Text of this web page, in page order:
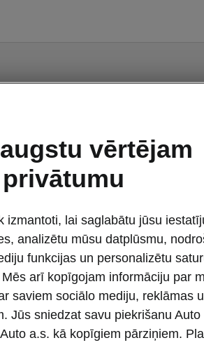
ar Jums, lai sniegtu
vērtējam
izmantoti, lai saglabātu jūsu
analizētu mūsu datplūsmu,
funkcijas un personalizētu
arī kopīgojam informāciju par
saviem sociālo mediju, reklāmas
Jūs sniedzat savu piekrišanu Auto
a.s. kā kopīgiem pārziņiem.